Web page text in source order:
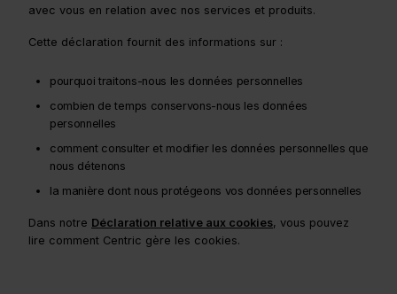
avec vous en relation avec nos services et produits.
Cette déclaration fournit des informations sur :
pourquoi traitons-nous les données personnelles
combien de temps conservons-nous les données
personnelles
comment consulter et modifier les données personnelles que
nous détenons
la manière dont nous protégeons vos données personnelles
Dans notre Déclaration relative aux cookies, vous pouvez
lire comment Centric gère les cookies.